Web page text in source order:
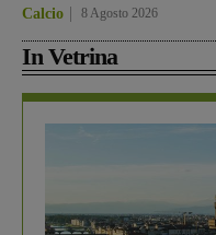
Calcio 8 Agosto 2026
In Vetrina